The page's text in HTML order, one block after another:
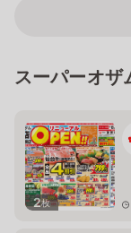
スーパーオザ
2枚